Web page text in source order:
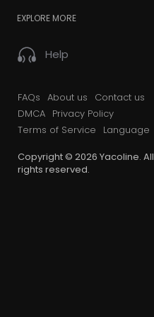
EXPLORE MORE
Help
FAQs About us
Contact us
DMCA Privacy Policy
Terms of Service
Language
Copyright © 2026 Yacoline. All
rights reserved.